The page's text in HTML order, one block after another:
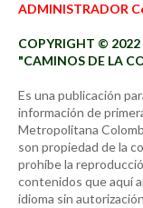
ADMINISTRADOR
COPYRIGHT © 2022
"CAMINOS DE LA
Es una publicación
información de
Metropolitana
son propiedad de la
prohíbe la
contenidos que aquí
idioma sin